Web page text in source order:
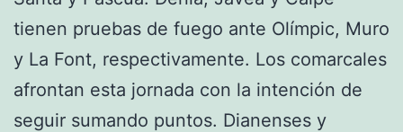
tienen pruebas de fuego ante Olímpic, Muro
y La Font, respectivamente. Los comarcales
afrontan esta jornada con la intención de
seguir sumando puntos. Dianenses y